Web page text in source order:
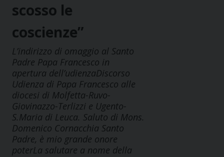
scosso le
coscienze”
L’indirizzo di omaggio al Santo
Padre Papa Francesco in
apertura dell’udienzaDiscorso
Udienza di Papa Francesco alle
diocesi di Molfetta-Ruvo-
Giovinazzo-Terlizzi e Ugento-
S.Maria di Leuca. Saluto di Mons.
Domenico Cornacchia Santo
Padre, è mio grande onore
poterLa salutare a nome della